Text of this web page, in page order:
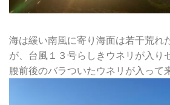
海は緩い南風に寄り海面は若干荒れ
が、台風１３号らしきウネリが入り
腰前後のバラついたウネリが入って